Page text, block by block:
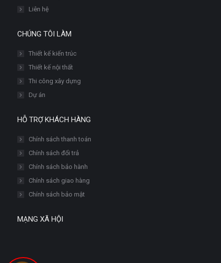
Liên hệ
CHÚNG TÔI LÀM
Thiết kế kiến trúc
Thiết kế nội thất
Thi công xây dựng
Dự án
HỖ TRỢ KHÁCH HÀNG
Chính sách thanh toán
Chính sách đổi trả
Chính sách bảo hành
Chính sách giao hàng
Chính sách bảo mật
MẠNG XÃ HỘI